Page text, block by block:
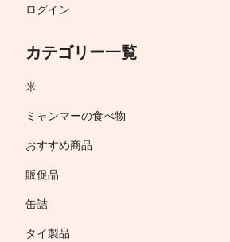
ログイン
カテゴリー一覧
米
ミャンマーの食べ物
おすすめ商品
販促品
缶詰
タイ製品